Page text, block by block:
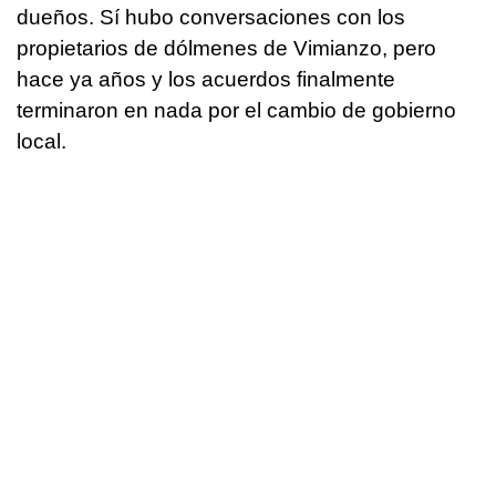
dueños. Sí hubo conversaciones con los
propietarios de dólmenes de Vimianzo, pero
hace ya años y los acuerdos finalmente
terminaron en nada por el cambio de gobierno
local.